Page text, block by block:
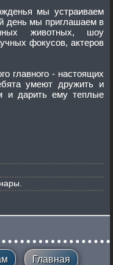
мы устраиваем
день мы приглашаем в
дружить и
и дарить ему теплые
Главная